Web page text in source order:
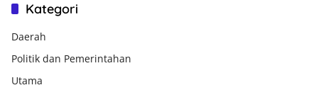
Kategori
Daerah
Politik dan Pemerintahan
Utama